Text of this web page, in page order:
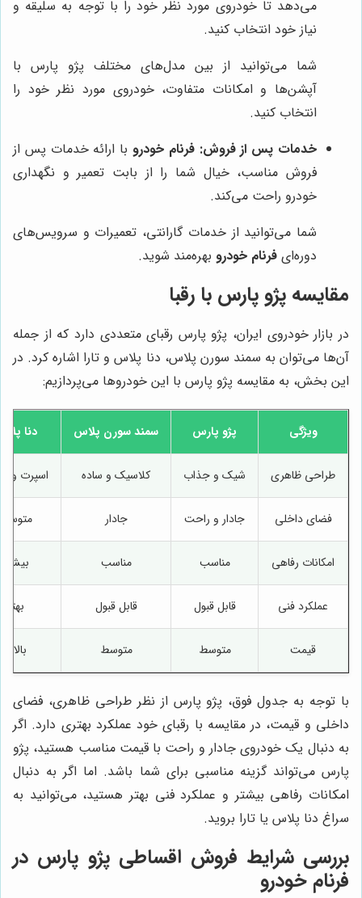
می‌دهد تا خودروی مورد نظر خود را با توجه به سلیقه و
نیاز خود انتخاب کنید.
شما می‌توانید از بین مدل‌های مختلف پژو پارس با
آپشن‌ها و امکانات متفاوت، خودروی مورد نظر خود را
انتخاب کنید.
خدمات پس از فروش: فرنام خودرو با ارائه خدمات پس از
فروش مناسب، خیال شما را از بابت تعمیر و نگهداری
خودرو راحت می‌کند.
شما می‌توانید از خدمات گارانتی، تعمیرات و سرویس‌های
دوره‌ای فرنام خودرو بهره‌مند شوید.
مقایسه پژو پارس با رقبا
در بازار خودروی ایران، پژو پارس رقبای متعددی دارد که از جمله
آن‌ها می‌توان به سمند سورن پلاس، دنا پلاس و تارا اشاره کرد. در
این بخش، به مقایسه پژو پارس با این خودروها می‌پردازیم:
ویژگی پژو پارس سمند سورن پلاس دنا
طراحی ظاهری شیک و جذاب کلاسیک و ساده اسپرت و
فضای داخلی جادار و راحت جادار متوسط
امکانات رفاهی مناسب مناسب بیشتر
عملکرد فنی قابل قبول قابل قبول بهتر
قیمت متوسط متوسط بالاتر
با توجه به جدول فوق، پژو پارس از نظر طراحی ظاهری، فضای
داخلی و قیمت، در مقایسه با رقبای خود عملکرد بهتری دارد. اگر
به دنبال یک خودروی جادار و راحت با قیمت مناسب هستید، پژو
پارس می‌تواند گزینه مناسبی برای شما باشد. اما اگر به دنبال
امکانات رفاهی بیشتر و عملکرد فنی بهتر هستید، می‌توانید به
سراغ دنا پلاس یا تارا بروید.
بررسی شرایط فروش اقساطی پژو پارس در
فرنام خودرو